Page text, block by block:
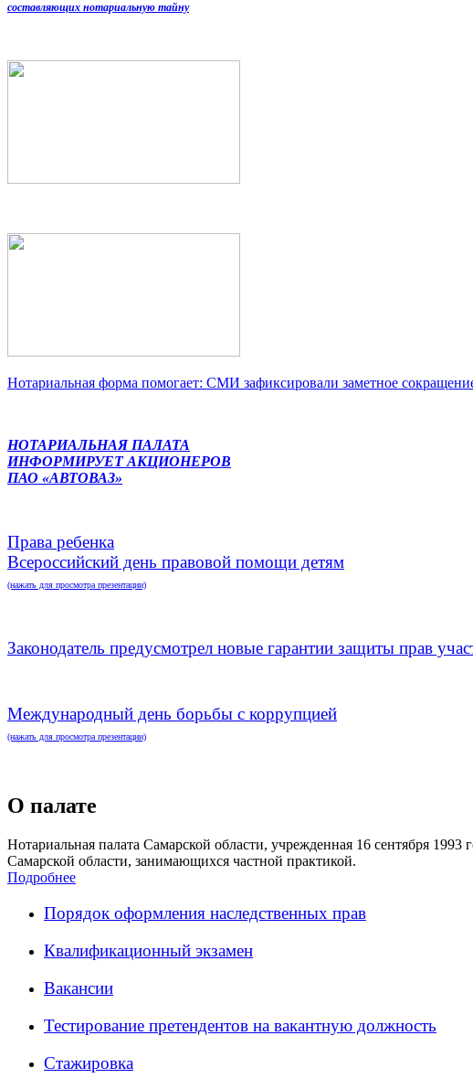
составляющих нотариальную тайну
Нотариальная форма помогает: СМИ зафиксировали заметное
НОТАРИАЛЬНАЯ ПАЛАТА
ИНФОРМИРУЕТ АКЦИОНЕРОВ
ПАО «АВТОВАЗ»
Права ребенка
Всероссийский день правовой помощи детям
(нажать для просмотра презентации)
Законодатель предусмотрел новые гарантии защиты прав
Международный день борьбы с коррупцией
(нажать для просмотра презентации)
О палате
Нотариальная палата Самарской области, учрежденная 16 сентября 1993
Самарской области, занимающихся частной практикой.
Подробнее
Порядок оформления наследственных прав
Квалификационный экзамен
Вакансии
Тестирование претендентов на вакантную должность
Стажировка